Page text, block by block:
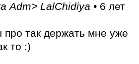
Adm> LalChidiya • 6 лет
про так держать мне уже
то :)